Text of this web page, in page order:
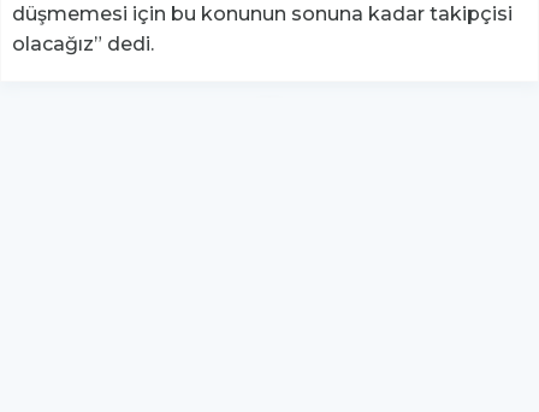
düşmemesi için bu konunun sonuna kadar takipçisi
olacağız” dedi.